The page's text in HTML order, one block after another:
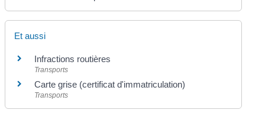
Et aussi
Infractions routières
Transports
Carte grise (certificat d'immatriculation)
Transports